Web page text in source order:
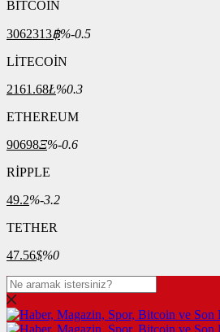
BİTCOİN
3062313฿%-0.5
LİTECOİN
2161.68Ł%0.3
ETHEREUM
90698Ξ%-0.6
RİPPLE
49.2%-3.2
TETHER
47.56$%0